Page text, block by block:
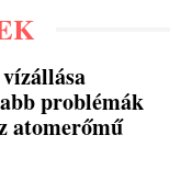
problémák
atomerőmű